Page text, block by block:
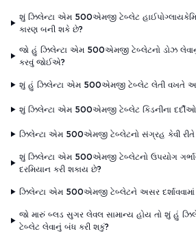
શું ઝિલેન્ટા એમ 500એમજી ટેબ્લેટ
કારણ બની શકે છે?
જો હું ઝિલેન્ટા એમ 500એમજી ટેબ્લેટનો ડોઝ
કરવું જોઈએ?
શું હું ઝિલેન્ટા એમ 500એમજી ટેબ્લેટ લેતી વખતે
શું ઝિલેન્ટા એમ 500એમજી ટેબ્લેટ કિડનીના
ઝિલેન્ટા એમ 500એમજી ટેબ્લેટનો સંગ્રહ કેવી
શું ઝિલેન્ટા એમ 500એમજી ટેબ્લેટનો ઉપયોગ
દરમિયાન કરી શકાય છે?
ઝિલેન્ટા એમ 500એમજી ટેબ્લેટને અસર
જો મારું બ્લડ સુગર લેવલ સામાન્ય હોય તો શું હું
ટેબ્લેટ લેવાનું બંધ કરી શકું?